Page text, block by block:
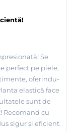
Se
perfect pe piele,
oferindu-
elastică face
sunt de
Recomand cu
sigur și eficient.